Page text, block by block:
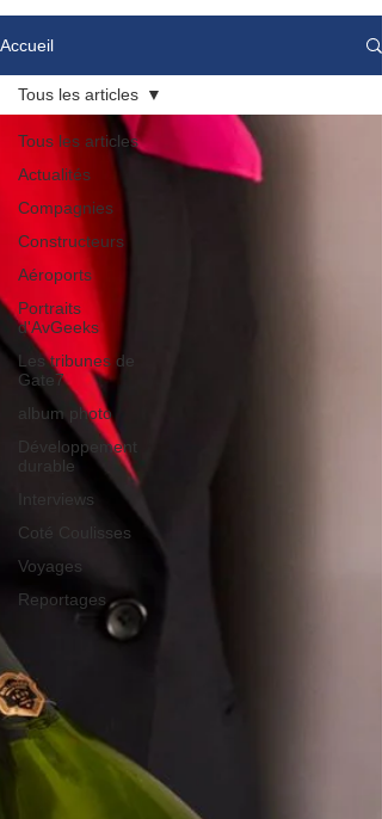
Accueil
Tous les articles
Actualités
Compagnies
Constructeurs
Aéroports
Portraits
d'AvGeeks
Les tribunes de
Gate7
album photo
Développement
durable
Interviews
Coté Coulisses
Voyages
Reportages
Tous les articles